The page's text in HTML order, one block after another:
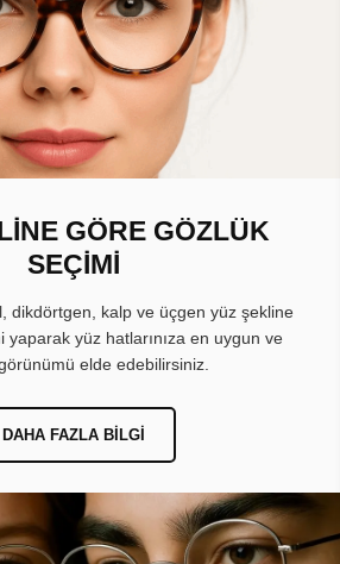
GÖRE GÖZLÜK
SEÇİMİ
dikdörtgen, kalp ve üçgen yüz şekline
yaparak yüz hatlarınıza en uygun ve
elde edebilirsiniz.
DAHA FAZLA BILGI